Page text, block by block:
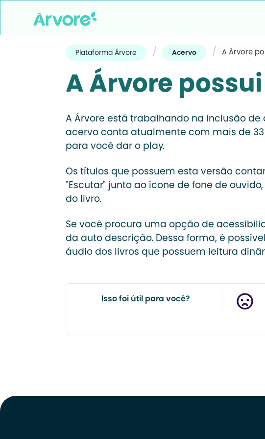
Plataforma Árvore / Acervo / A Árvore
A Árvore
A Árvore está trabalhando na inclusão de
acervo conta atualmente com mais de
para você dar o play.
Os títulos que possuem esta versão
"Escutar" junto ao ícone de fone de
do livro.
Se você procura uma opção de
da auto descrição. Dessa forma, é
áudio dos livros que possuem leitura
Isso foi útil para você?